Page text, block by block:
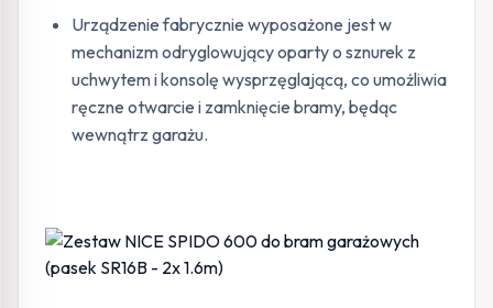
Urządzenie fabrycznie wyposażone jest w
mechanizm odryglowujący oparty o sznurek z
uchwytem i konsolę wysprzęglającą, co umożliwia
ręczne otwarcie i zamknięcie bramy, będąc
wewnątrz garażu.